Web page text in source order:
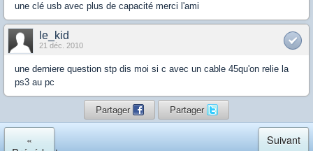
une clé usb avec plus de capacité merci l'ami
le_kid
21 déc. 2010
une derniere question stp dis moi si c avec un cable 45qu'on relie la
ps3 au pc
Partager Partager
«
Suivant